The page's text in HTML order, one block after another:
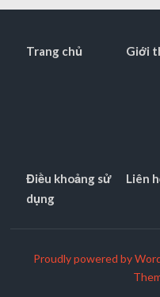
Trang chủ Giới
Điều khoảng sử
dụng
Liên
Proudly powered by